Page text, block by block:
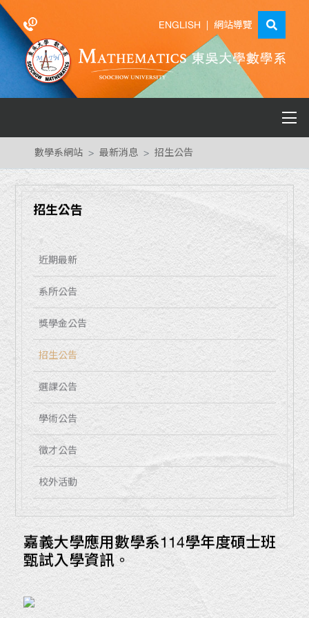
ENGLISH | 網站導覽
數學系網站 最新消息 招生公告
招生公告
近期最新
系所公告
獎學金公告
招生公告
選課公告
學術公告
徵才公告
校外活動
嘉義大學應用數學系114學年度碩士班
甄試入學資訊。